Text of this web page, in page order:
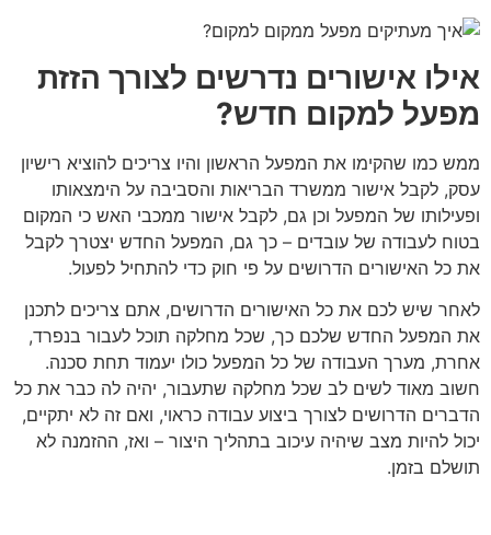
אילו אישורים נדרשים לצורך הזזת
מפעל למקום חדש?
ממש כמו שהקימו את המפעל הראשון והיו צריכים להוציא רישיון
עסק, לקבל אישור ממשרד הבריאות והסביבה על הימצאותו
ופעילותו של המפעל וכן גם, לקבל אישור ממכבי האש כי המקום
בטוח לעבודה של עובדים – כך גם, המפעל החדש יצטרך לקבל
את כל האישורים הדרושים על פי חוק כדי להתחיל לפעול.
לאחר שיש לכם את כל האישורים הדרושים, אתם צריכים לתכנן
את המפעל החדש שלכם כך, שכל מחלקה תוכל לעבור בנפרד,
אחרת, מערך העבודה של כל המפעל כולו יעמוד תחת סכנה.
חשוב מאוד לשים לב שכל מחלקה שתעבור, יהיה לה כבר את כל
הדברים הדרושים לצורך ביצוע עבודה כראוי, ואם זה לא יתקיים,
יכול להיות מצב שיהיה עיכוב בתהליך היצור – ואז, ההזמנה לא
תושלם בזמן.